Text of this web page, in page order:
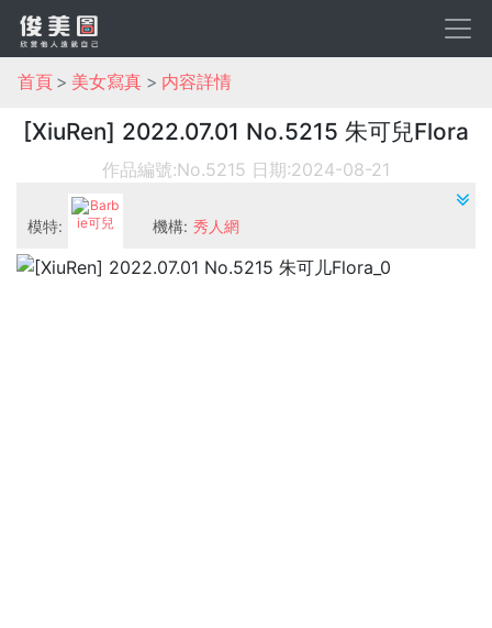
首頁 美女寫真 内容詳情
[XiuRen] 2022.07.01 No.5215 朱可兒Flora
作品編號:No.5215 日期:2024-08-21
模特:
Barbie可兒
機構: 秀人網